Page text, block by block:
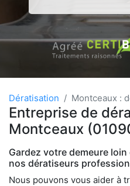
Dératisation Montceaux :
Entreprise de
Montceaux
Gardez votre demeure
nos dératiseurs
Nous pouvons vous aider à